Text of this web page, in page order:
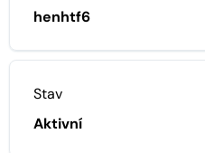
henhtf6
Stav
Aktivní